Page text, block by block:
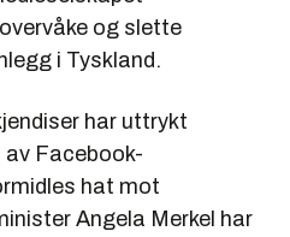
og slette
i Tyskland.
har uttrykt
av Facebook-
hat mot
Angela Merkel har